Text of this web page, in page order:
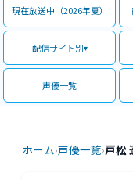
現在放送中（2026年夏）
配信サイト別
声優一覧
ホーム›声優一覧›戸松